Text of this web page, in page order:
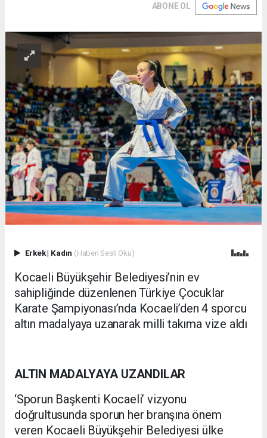
ABONE OL
Erkek| Kadın (Haberi Sesli Oku)
Kocaeli Büyükşehir Belediyesi’nin ev
sahipliğinde düzenlenen Türkiye Çocuklar
Karate Şampiyonası’nda Kocaeli’den 4 sporcu
altın madalyaya uzanarak milli takıma vize aldı
ALTIN MADALYAYA UZANDILAR
‘Sporun Başkenti Kocaeli’ vizyonu
doğrultusunda sporun her branşına önem
veren Kocaeli Büyükşehir Belediyesi ülke